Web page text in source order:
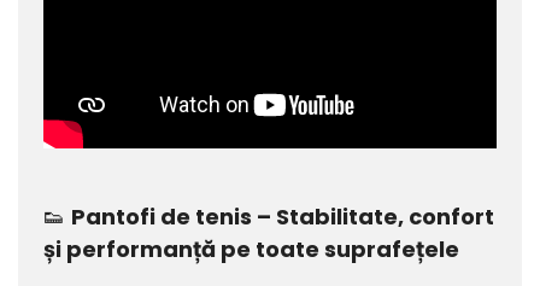
👟 Pantofi de tenis – Stabilitate, confort
și performanță pe toate suprafețele